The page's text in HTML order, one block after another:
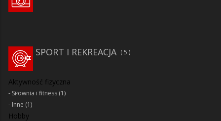
SPORT I REKREACJA 5
Aktywność fizyczna
Siłownia i fitness (1)
Inne (1)
Hobby